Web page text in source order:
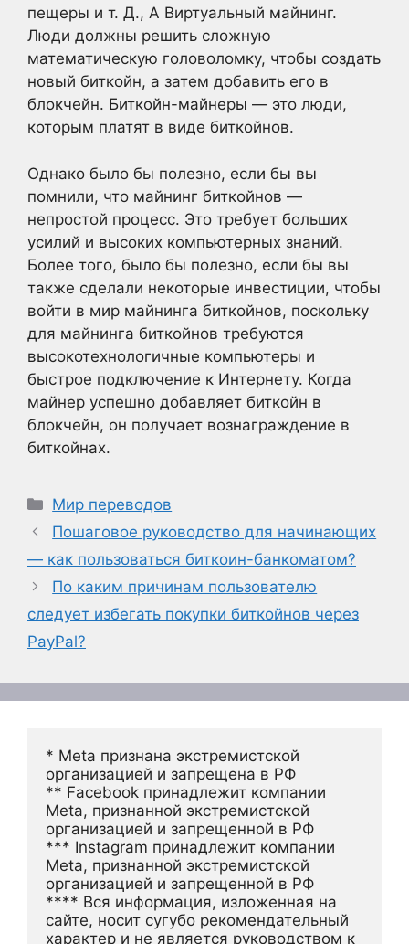
пещеры и т. Д., А Виртуальный майнинг.
Люди должны решить сложную
математическую головоломку, чтобы создать
новый биткойн, а затем добавить его в
блокчейн. Биткойн-майнеры — это люди,
которым платят в виде биткойнов.
Однако было бы полезно, если бы вы
помнили, что майнинг биткойнов —
непростой процесс. Это требует больших
усилий и высоких компьютерных знаний.
Более того, было бы полезно, если бы вы
также сделали некоторые инвестиции, чтобы
войти в мир майнинга биткойнов, поскольку
для майнинга биткойнов требуются
высокотехнологичные компьютеры и
быстрое подключение к Интернету. Когда
майнер успешно добавляет биткойн в
блокчейн, он получает вознаграждение в
биткойнах.
Рубрики
Мир переводов
Пошаговое руководство для начинающих
— как пользоваться биткоин-банкоматом?
По каким причинам пользователю
следует избегать покупки биткойнов через
PayPal?
* Meta признана экстремистской
организацией и запрещена в РФ
** Facebook принадлежит компании
Meta, признанной экстремистской
организацией и запрещенной в РФ
*** Instagram принадлежит компании
Meta, признанной экстремистской
организацией и запрещенной в РФ
**** Вся информация, изложенная на
сайте, носит сугубо рекомендательный
характер и не является руководством к